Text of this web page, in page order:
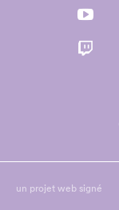
un projet web signé